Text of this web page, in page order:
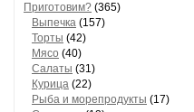
Приготовим? (365)
Выпечка (157)
Торты (42)
Мясо (40)
Салаты (31)
Курица (22)
Рыба и морепродукты (17)